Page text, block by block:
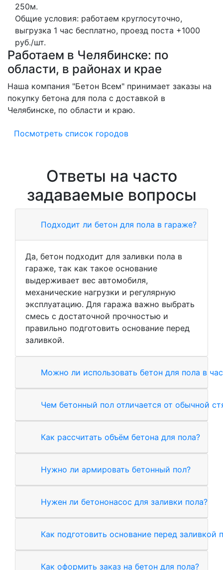
250м.
Общие условия: работаем круглосуточно,
выгрузка 1 час бесплатно, проезд поста +1000
руб./шт.
Работаем в Челябинске: по
области, в районах и крае
Наша компания "Бетон Всем" принимает заказы на
покупку бетона для пола с доставкой в
Челябинске, по области и краю.
Посмотреть список городов
Ответы на часто
задаваемые вопросы
Подходит ли бетон для пола в гараже?
Да, бетон подходит для заливки пола в
гараже, так как такое основание
выдерживает вес автомобиля,
механические нагрузки и регулярную
эксплуатацию. Для гаража важно выбрать
смесь с достаточной прочностью и
правильно подготовить основание перед
заливкой.
Можно ли использовать бетон для пола в
Чем бетонный пол отличается от обычной
Как рассчитать объём бетона для пола?
Нужно ли армировать бетонный пол?
Нужен ли бетононасос для заливки пола?
Как подготовить основание перед заливкой
Как оформить заказ на бетон для пола?